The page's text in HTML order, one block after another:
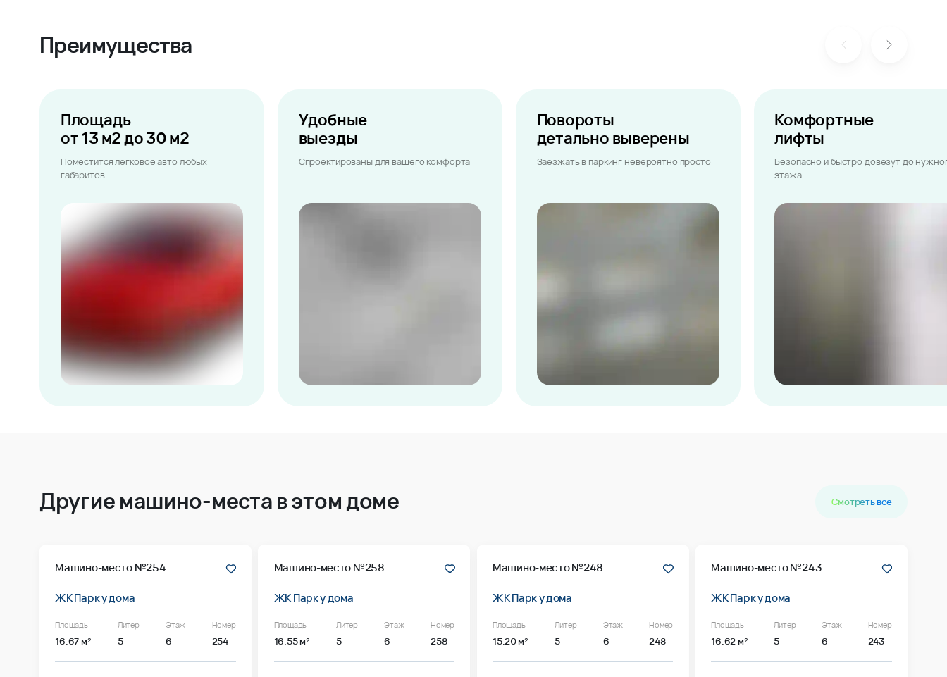
Преимущества
Площадь
от 13 м2 до 30 м2
Поместится легковое авто любых
габаритов
Удобные
выезды
Спроектированы для вашего комфорта
Повороты
детально выверены
Заезжать в паркинг невероятно просто
Комфортные
лифты
Безопасно и быстро довезут до
этажа
Другие машино-места в этом доме Смотреть все
Машино-место №254
ЖК Парк у дома
Площадь
16.67 м²
Литер
5
Этаж
6
Номер
254
Машино-место №258
ЖК Парк у дома
Площадь
16.55 м²
Литер
5
Этаж
6
Номер
258
Машино-место №248
ЖК Парк у дома
Площадь
15.20 м²
Литер
5
Этаж
6
Номер
248
Машино-место №243
ЖК Парк у дома
Площадь
16.62 м²
Литер
5
Этаж
6
Номер
243